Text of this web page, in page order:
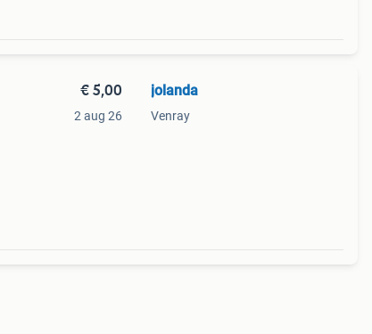
€ 5,00
2 aug 26
jolanda
Venray